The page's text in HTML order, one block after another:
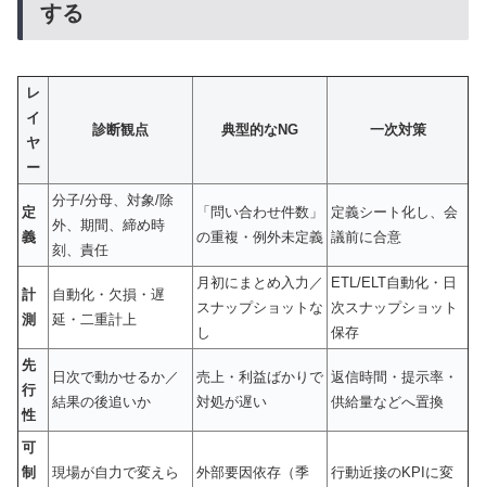
する
レ
イ
ヤ
ー
診断観点 典型的なNG 一次対策
定
義
分子/分母、対象/除
外、期間、締め時
刻、責任
「問い合わせ件数」
の重複・例外未定義
定義シート化し、会
議前に合意
計
測
自動化・欠損・遅
延・二重計上
月初にまとめ入力／
スナップショットな
し
ETL/ELT自動化・日
次スナップショット
保存
先
行
性
日次で動かせるか／
結果の後追いか
売上・利益ばかりで
対処が遅い
返信時間・提示率・
供給量などへ置換
可
制
現場が自力で変えら
外部要因依存（季
行動近接のKPIに変